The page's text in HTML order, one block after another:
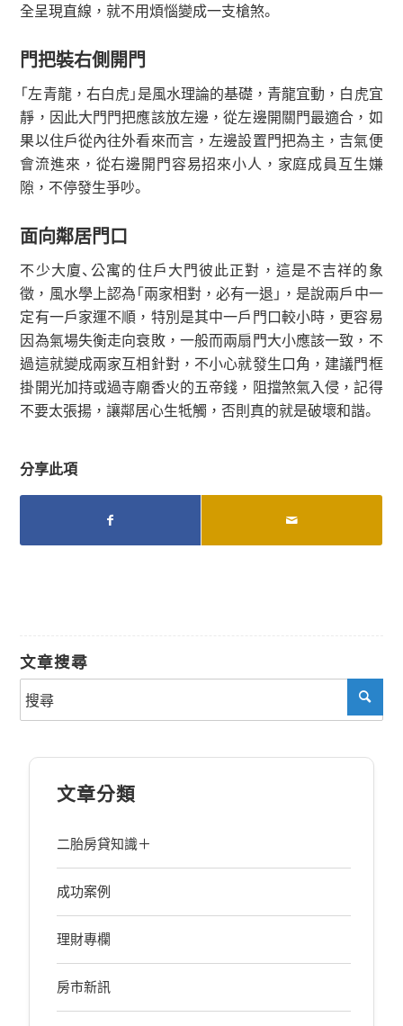
全呈現直線，就不用煩惱變成一支槍煞。
門把裝右側開門
「左青龍，右白虎」是風水理論的基礎，青龍宜動，白虎宜
靜，因此大門門把應該放左邊，從左邊開關門最適合，如
果以住戶從內往外看來而言，左邊設置門把為主，吉氣便
會流進來，從右邊開門容易招來小人，家庭成員互生嫌
隙，不停發生爭吵。
面向鄰居門口
不少大廈、公寓的住戶大門彼此正對，這是不吉祥的象
徵，風水學上認為「兩家相對，必有一退」，是說兩戶中一
定有一戶家運不順，特別是其中一戶門口較小時，更容易
因為氣場失衡走向衰敗，一般而兩扇門大小應該一致，不
過這就變成兩家互相針對，不小心就發生口角，建議門框
掛開光加持或過寺廟香火的五帝錢，阻擋煞氣入侵，記得
不要太張揚，讓鄰居心生牴觸，否則真的就是破壞和諧。
分享此項
文章搜尋
文章分類
二胎房貸知識＋
成功案例
理財專欄
房市新訊